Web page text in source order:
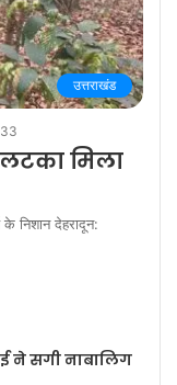
उत्तराखंड
33
मिला
निशान देहरादून:
ने सगी नाबालिग